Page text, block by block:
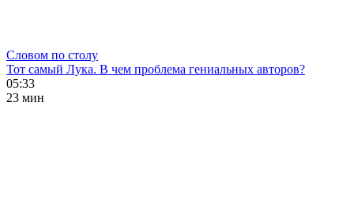
Словом по столу
Тот самый Лука. В чем проблема гениальных авторов?
05:33
23 мин